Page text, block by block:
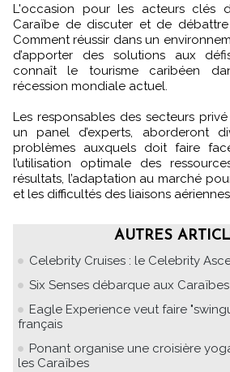
L'occasion pour les acteurs clés
Caraïbe de discuter et de
Comment réussir dans un
d’apporter des solutions aux
connaît le tourisme caribéen
récession mondiale actuel.
Les responsables des secteurs
un panel d’experts, aborderont
problèmes auxquels doit faire
l’utilisation optimale des
résultats, l’adaptation au marché
et les difficultés des liaisons
AUTRES
Celebrity Cruises : le Celebrity
Six Senses débarque aux Caraïbes
Eagle Experience veut faire
français
Ponant organise une croisière
les Caraïbes